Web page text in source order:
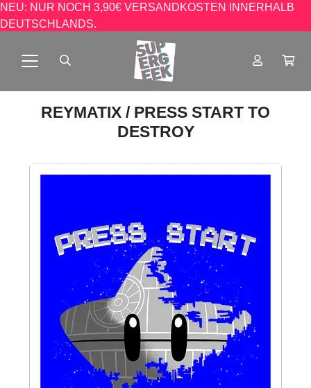
NEU: NUR NOCH 3,90€ VERSANDKOSTEN INNERHALB
DEUTSCHLANDS.
REYMATIX / PRESS START TO
DESTROY